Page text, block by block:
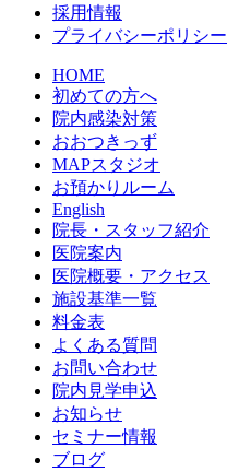
採用情報
プライバシーポリシー
HOME
初めての方へ
院内感染対策
おおつきっず
MAPスタジオ
お預かりルーム
English
院長・スタッフ紹介
医院案内
医院概要・アクセス
施設基準一覧
料金表
よくある質問
お問い合わせ
院内見学申込
お知らせ
セミナー情報
ブログ